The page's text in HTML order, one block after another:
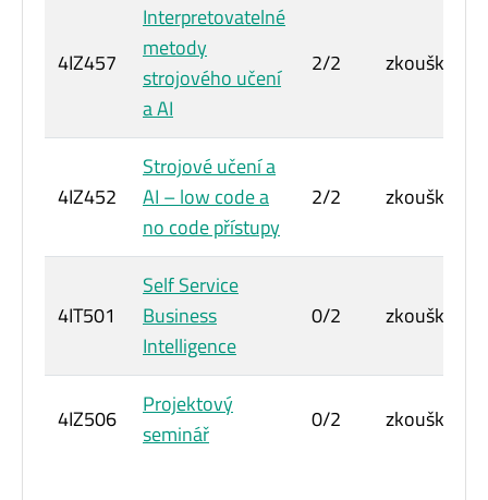
4IZ457
Interpretovatelné
metody
strojového učení
a AI
2/2 zkouška
4IZ452
Strojové učení a
AI – low code a
no code přístupy
2/2 zkouška
4IT501
Self Service
Business
Intelligence
0/2 zkouška
4IZ506
Projektový
seminář
0/2 zkouška